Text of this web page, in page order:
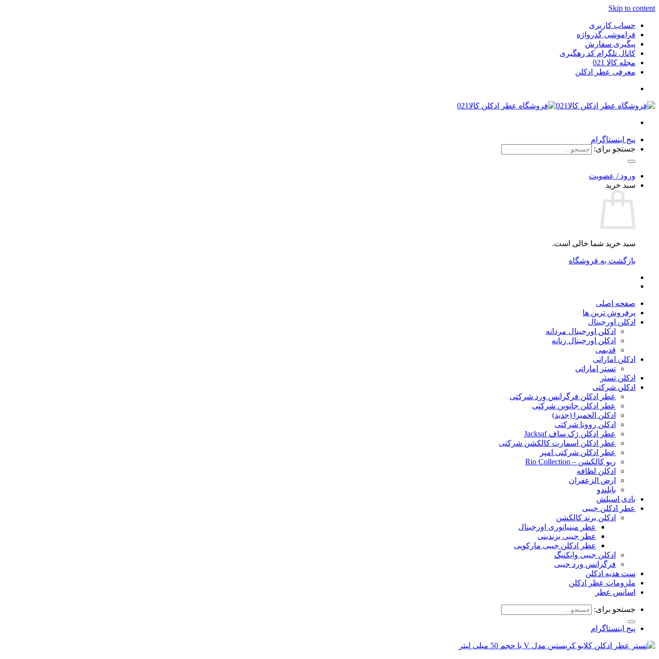
Skip to content
حساب کاربری
فراموشی گذرواژه
پیگیری سفارش
کانال تلگرام کد رهگیری
مجله کالا 021
معرفی عطر ادکلن
پیج اینستاگرام
جستجو برای:
ورود / عضویت
سبد خرید
سبد خرید شما خالی است.
بازگشت به فروشگاه
صفحه اصلی
پرفروش ترین ها
ادکلن اورجینال
ادکلن اورجینال مردانه
ادکلن اورجینال زنانه
قدیمی
ادکلن اماراتی
تستر اماراتی
ادکلن تستر
ادکلن شرکتی
عطر ادکلن فرگرانس ورد شرکتی
عطر ادکلن جانوین شرکتی
ادکلن الحمبرا (جدید)
ادکلن روونا شرکتی
عطر ادکلن ژک‌ ساف Jacksaf
عطر ادکلن اسمارت کالکشن شرکتی
عطر ادکلن شرکتی امپر
ریو کالکشن – Rio Collection
ادکلن لطافه
ارض الزعفران
بایلندو
بادی اسپلش
عطر ادکلن جیبی
ادکلن برند کالکشن
عطر مینیاتوری اورجینال
عطر جیبی برندینی
عطر ادکلن جیبی مارکویی
ادکلن جیبی وایکنیگ
فرگرانس ورد جیبی
ست هدیه ادکلن
ملزومات عطر ادکلن
اسانس عطر
جستجو برای:
پیج اینستاگرام